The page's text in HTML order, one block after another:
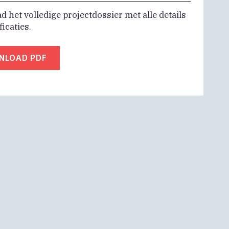
het volledige projectdossier met alle details
PDF